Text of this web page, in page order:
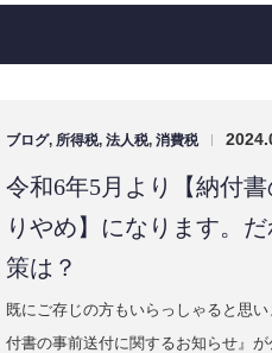
ブログ, 所得税, 法人税, 消費税 |
令和6年5月より【納付
りやめ】になります。
策は？
既にご存じの方もいらっしゃると思
付書の事前送付に関するお知らせ』